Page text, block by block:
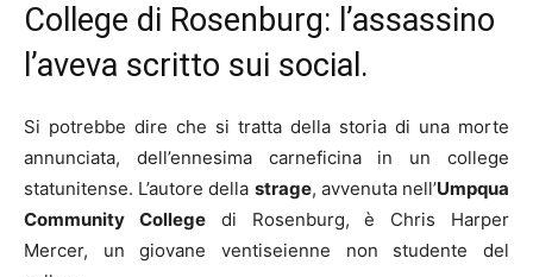
College di Rosenburg: l’assassino
l’aveva scritto sui social.
Si potrebbe dire che si tratta della storia di una morte
annunciata, dell’ennesima carneficina in un college
statunitense. L’autore della strage, avvenuta nell’Umpqua
Community Collegedi Rosenburg, è Chris Harper
Mercer, un giovane ventiseienne non studente del